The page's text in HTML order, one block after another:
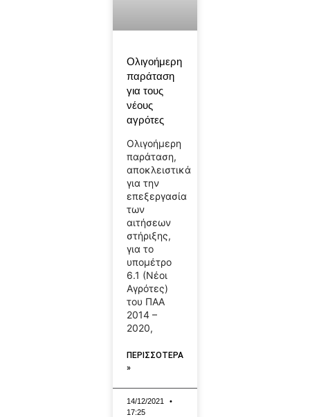
Ολιγοήμερη
παράταση
για τους
νέους
αγρότες
Ολιγοήμερη
παράταση,
αποκλειστικά
για την
επεξεργασία
των
αιτήσεων
στήριξης,
για το
υπομέτρο
6.1 (Νέοι
Αγρότες)
του ΠΑΑ
2014 –
2020,
ΠΕΡΙΣΣΟΤΕΡΑ
»
14/12/2021
17:25